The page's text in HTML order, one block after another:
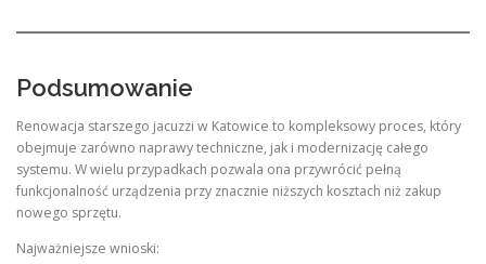
Podsumowanie
Renowacja starszego jacuzzi w Katowice to kompleksowy proces, który
obejmuje zarówno naprawy techniczne, jak i modernizację całego
systemu. W wielu przypadkach pozwala ona przywrócić pełną
funkcjonalność urządzenia przy znacznie niższych kosztach niż zakup
nowego sprzętu.
Najważniejsze wnioski: